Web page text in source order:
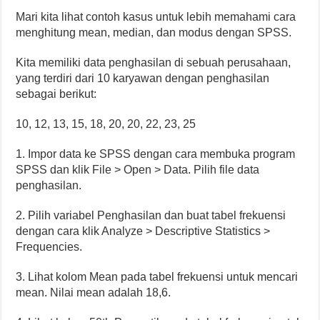
Mari kita lihat contoh kasus untuk lebih memahami cara
menghitung mean, median, dan modus dengan SPSS.
Kita memiliki data penghasilan di sebuah perusahaan,
yang terdiri dari 10 karyawan dengan penghasilan
sebagai berikut:
10, 12, 13, 15, 18, 20, 20, 22, 23, 25
1. Impor data ke SPSS dengan cara membuka program
SPSS dan klik File > Open > Data. Pilih file data
penghasilan.
2. Pilih variabel Penghasilan dan buat tabel frekuensi
dengan cara klik Analyze > Descriptive Statistics >
Frequencies.
3. Lihat kolom Mean pada tabel frekuensi untuk mencari
mean. Nilai mean adalah 18,6.